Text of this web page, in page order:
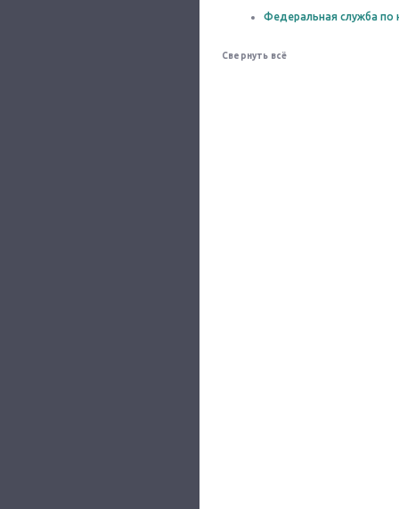
Федеральная служба по
Свернуть всё